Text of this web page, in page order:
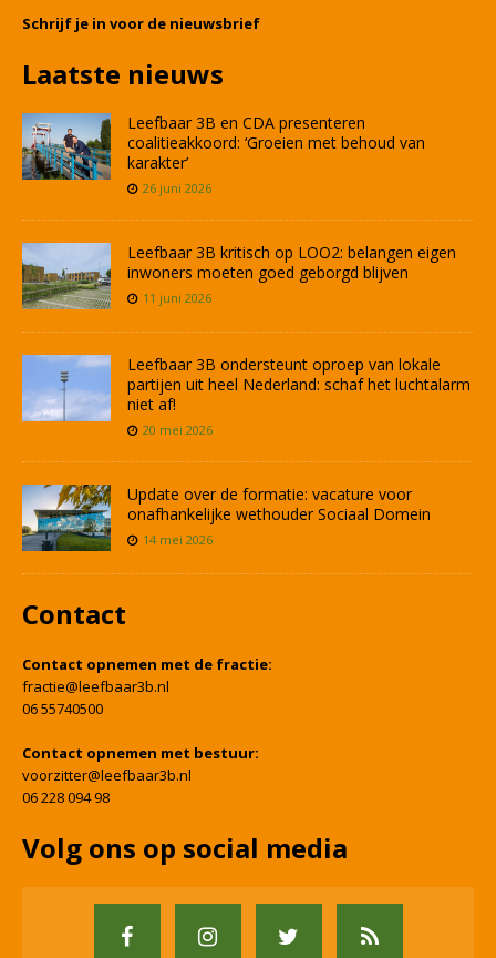
Schrijf je in voor de nieuwsbrief
Laatste nieuws
Leefbaar 3B en CDA presenteren
coalitieakkoord: ‘Groeien met behoud van
karakter’
26 juni 2026
Leefbaar 3B kritisch op LOO2: belangen eigen
inwoners moeten goed geborgd blijven
11 juni 2026
Leefbaar 3B ondersteunt oproep van lokale
partijen uit heel Nederland: schaf het luchtalarm
niet af!
20 mei 2026
Update over de formatie: vacature voor
onafhankelijke wethouder Sociaal Domein
14 mei 2026
Contact
Contact opnemen met de fractie:
fractie@leefbaar3b.nl
06 55740500
Contact opnemen met bestuur:
voorzitter@leefbaar3b.nl
06 228 094 98
Volg ons op social media